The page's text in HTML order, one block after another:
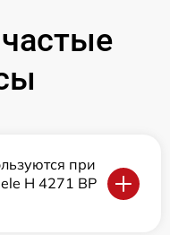
при
H 4271 BP